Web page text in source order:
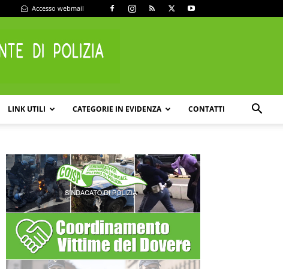
Accesso webmail
LINK UTILI CATEGORIE IN EVIDENZA CONTATTI